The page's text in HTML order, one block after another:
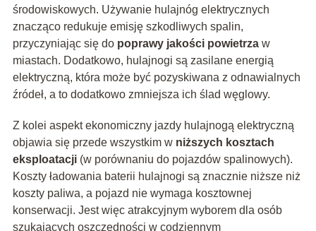
środowiskowych. Używanie hulajnóg elektrycznych
znacząco redukuje emisję szkodliwych spalin,
przyczyniając się do poprawy jakości powietrzaw
miastach. Dodatkowo, hulajnogi są zasilane energią
elektryczną, która może być pozyskiwana z odnawialnych
źródeł, a to dodatkowo zmniejsza ich ślad węglowy.
Z kolei aspekt ekonomiczny jazdy hulajnogą elektryczną
objawia się przede wszystkim w niższych kosztach
eksploatacji(w porównaniu do pojazdów spalinowych).
Koszty ładowania baterii hulajnogi są znacznie niższe niż
koszty paliwa, a pojazd nie wymaga kosztownej
konserwacji. Jest więc atrakcyjnym wyborem dla osób
szukających oszczędności w codziennym